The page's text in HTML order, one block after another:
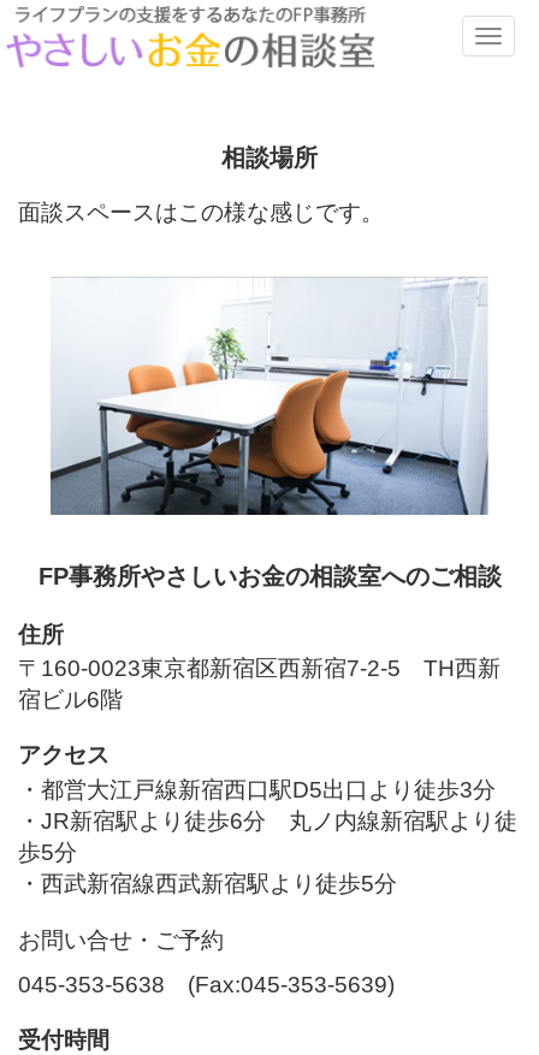
ナ
ビ
相談場所
面談スペースはこの様な感じです。
FP事務所やさしいお金の相談室へのご相談
住所
〒160-0023東京都新宿区西新宿7-2-5 TH西新
宿ビル6階
アクセス
・都営大江戸線新宿西口駅D5出口より徒歩3分
・JR新宿駅より徒歩6分 丸ノ内線新宿駅より徒
歩5分
・西武新宿線西武新宿駅より徒歩5分
お問い合せ・ご予約
045-353-5638 (Fax:045-353-5639)
受付時間